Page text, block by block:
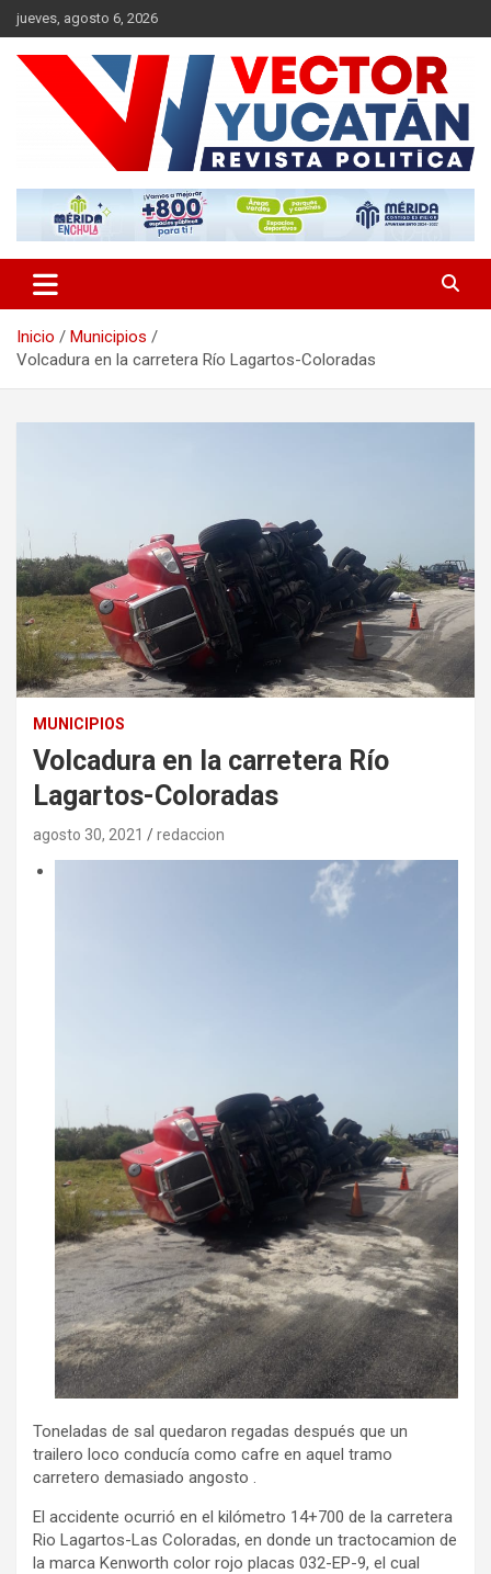
Saltar
al
contenido
jueves, agosto 6, 2026
Vector Yucatán
Inicio
Municipios
Volcadura en la carretera Río Lagartos-Coloradas
MUNICIPIOS
Volcadura en la carretera Río
Lagartos-Coloradas
agosto 30, 2021 redaccion
Toneladas de sal quedaron regadas después que un
trailero loco conducía como cafre en aquel tramo
carretero demasiado angosto .
El accidente ocurrió en el kilómetro 14+700 de la carretera
Rio Lagartos-Las Coloradas, en donde un tractocamion de
la marca Kenworth color rojo placas 032-EP-9, el cual